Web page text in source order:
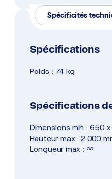
Spécificités
Spécifications
Poids : 74 kg
Spécifications
Dimensions min : 650
Hauteur max : 2 000
Longueur max : ∞